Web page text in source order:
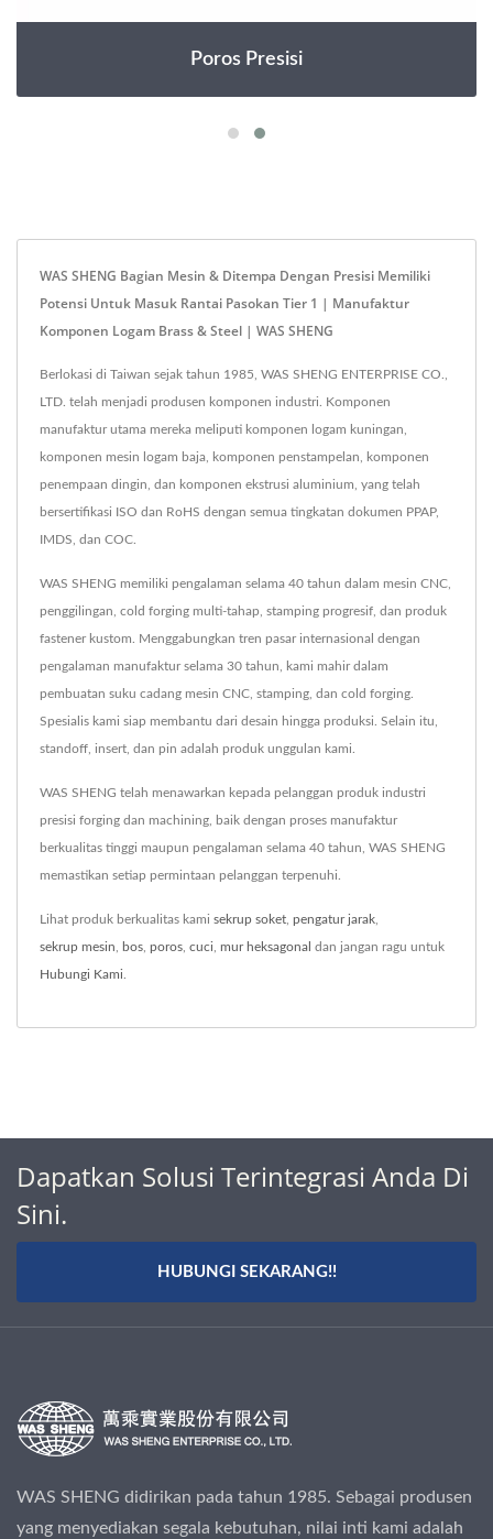
Poros Presisi
WAS SHENG Bagian Mesin & Ditempa Dengan Presisi Memiliki
Potensi Untuk Masuk Rantai Pasokan Tier 1 | Manufaktur
Komponen Logam Brass & Steel | WAS SHENG
Berlokasi di Taiwan sejak tahun 1985, WAS SHENG ENTERPRISE CO.,
LTD. telah menjadi produsen komponen industri. Komponen
manufaktur utama mereka meliputi komponen logam kuningan,
komponen mesin logam baja, komponen penstampelan, komponen
penempaan dingin, dan komponen ekstrusi aluminium, yang telah
bersertifikasi ISO dan RoHS dengan semua tingkatan dokumen PPAP,
IMDS, dan COC.
WAS SHENG memiliki pengalaman selama 40 tahun dalam mesin CNC,
penggilingan, cold forging multi-tahap, stamping progresif, dan produk
fastener kustom. Menggabungkan tren pasar internasional dengan
pengalaman manufaktur selama 30 tahun, kami mahir dalam
pembuatan suku cadang mesin CNC, stamping, dan cold forging.
Spesialis kami siap membantu dari desain hingga produksi. Selain itu,
standoff, insert, dan pin adalah produk unggulan kami.
WAS SHENG telah menawarkan kepada pelanggan produk industri
presisi forging dan machining, baik dengan proses manufaktur
berkualitas tinggi maupun pengalaman selama 40 tahun, WAS SHENG
memastikan setiap permintaan pelanggan terpenuhi.
Lihat produk berkualitas kami sekrup soket pengatur jarak
sekrup mesin bos poros cuci mur heksagonal dan jangan ragu untuk
Hubungi Kami
Dapatkan Solusi Terintegrasi Anda Di
Sini.
HUBUNGI SEKARANG!!
WAS SHENG didirikan pada tahun 1985. Sebagai produsen
yang menyediakan segala kebutuhan, nilai inti kami adalah